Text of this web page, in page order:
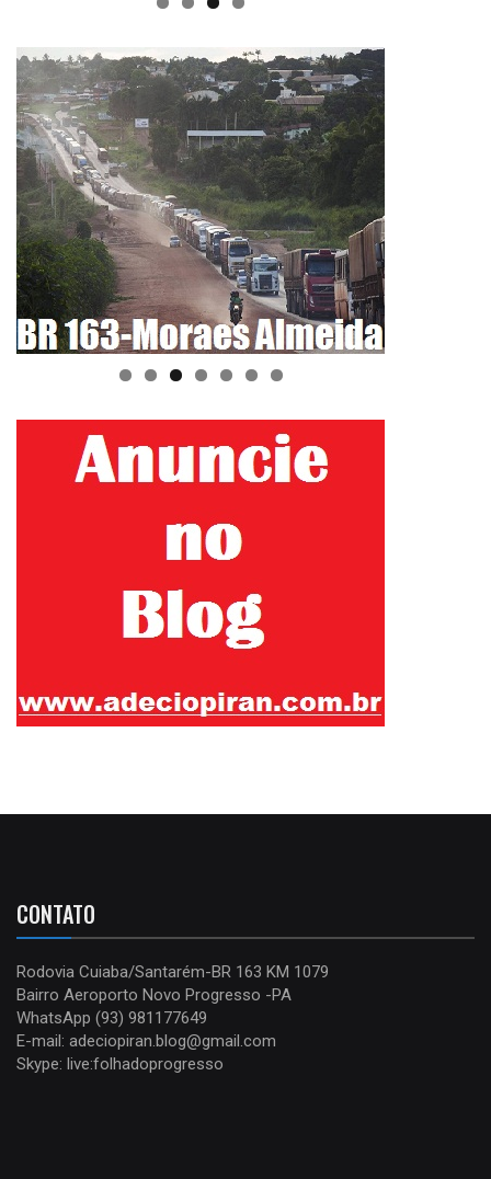
CONTATO
Rodovia Cuiaba/Santarém-BR 163 KM 1079
Bairro Aeroporto Novo Progresso -PA
WhatsApp (93) 981177649
E-mail: adeciopiran.blog@gmail.com
Skype: live:folhadoprogresso